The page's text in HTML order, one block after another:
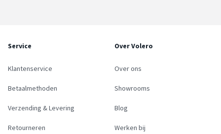
Service
Klantenservice
Betaalmethoden
Verzending & Levering
Retourneren
Over Volero
Over ons
Showrooms
Blog
Werken bij